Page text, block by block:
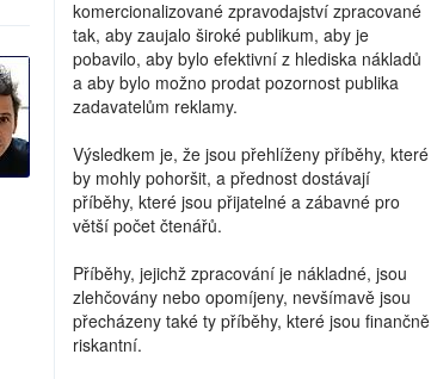
komercionalizované zpravodajství zpracované
tak, aby zaujalo široké publikum, aby je
pobavilo, aby bylo efektivní z hlediska nákladů
a aby bylo možno prodat pozornost publika
zadavatelům reklamy.
Výsledkem je, že jsou přehlíženy příběhy, které
by mohly pohoršit, a přednost dostávají
příběhy, které jsou přijatelné a zábavné pro
větší počet čtenářů.
Příběhy, jejichž zpracování je nákladné, jsou
zlehčovány nebo opomíjeny, nevšímavě jsou
přecházeny také ty příběhy, které jsou finančně
riskantní.